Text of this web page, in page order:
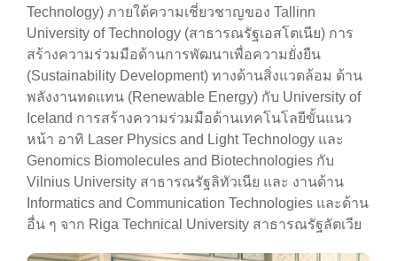
Technology) ภายใต้ความเชี่ยวชาญของ Tallinn
University of Technology (สาธารณรัฐเอสโตเนีย) การ
สร้างความร่วมมือด้านการพัฒนาเพื่อความยั่งยืน
(Sustainability Development) ทางด้านสิ่งแวดล้อม ด้าน
พลังงานทดแทน (Renewable Energy) กับ University of
Iceland การสร้างความร่วมมือด้านเทคโนโลยีขั้นแนว
หน้า อาทิ Laser Physics and Light Technology และ
Genomics Biomolecules and Biotechnologies กับ
Vilnius University สาธารณรัฐลิทัวเนีย และ งานด้าน
Informatics and Communication Technologies และด้าน
อื่น ๆ จาก Riga Technical University สาธารณรัฐลัตเวีย